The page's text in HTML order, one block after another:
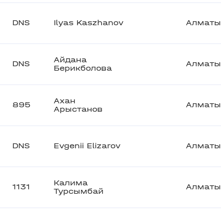
DNS Ilyas Kaszhanov Алматы
DNS
Айдана
Берикболова
Алматы
895
Ахан
Арыстанов
Алматы
DNS Evgenii Elizarov Алматы
1131
Калима
Турсымбай
Алматы